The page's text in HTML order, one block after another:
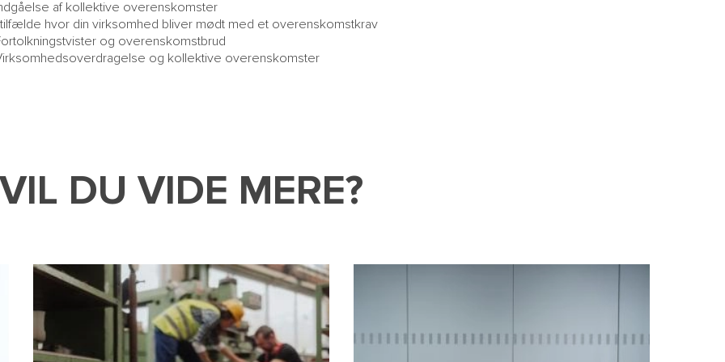
af kollektive overenskomster
hvor din virksomhed bliver mødt med et overenskomstkrav
og overenskomstbrud
og kollektive overenskomster
VIL DU VIDE MERE?